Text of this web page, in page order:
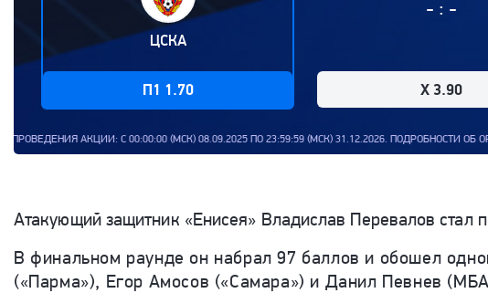
ЦСКА
П1 1.70
- : -
X 3.90
(МСК) 08.09.2025 ПО 23:59:59 (МСК) 31.12.2026. ПОДРОБНОСТИ ОБ
Атакующий защитник «Енисея» Владислав Перевалов стал
В финальном раунде он набрал 97 баллов и обошел
(«Парма»), Егор Амосов («Самара») и Данил Певнев